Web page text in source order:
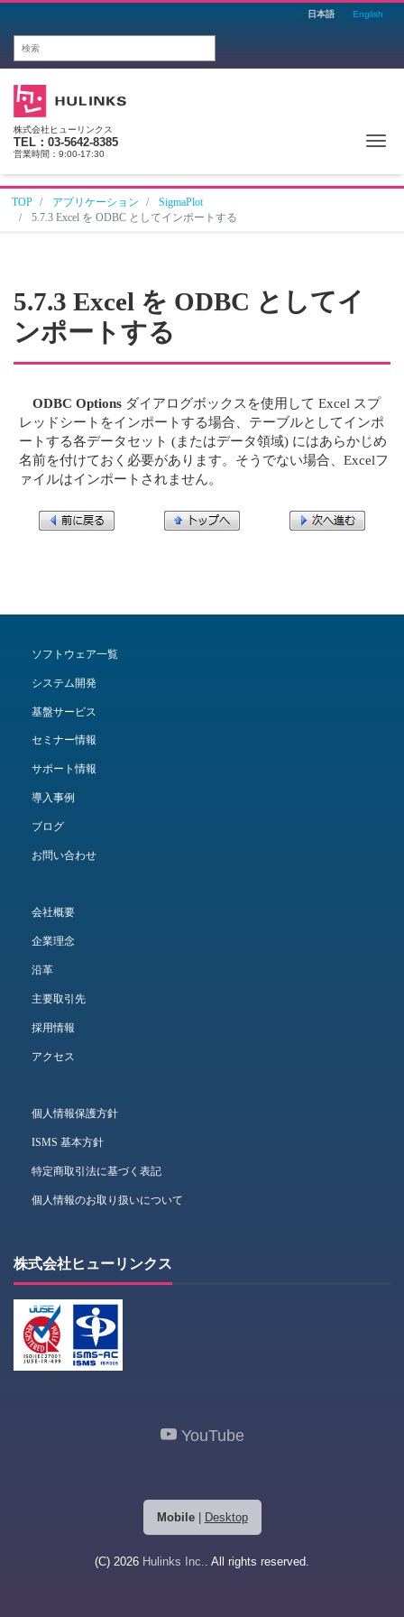
日本語 English
株式会社ヒューリンクス
TEL：03-5642-8385
営業時間：9:00-17:30
TOP アプリケーション
SigmaPlot
5.7.3 Excel を ODBC としてインポートする
5.7.3 Excel を ODBC としてイ
ンポートする
ODBC Options ダイアログボックスを使用して Excel スプ
レッドシートをインポートする場合、テーブルとしてインポ
ートする各データセット (またはデータ領域) にはあらかじめ
名前を付けておく必要があります。そうでない場合、Excelフ
ァイルはインポートされません。
ソフトウェア一覧
システム開発
基盤サービス
セミナー情報
サポート情報
導入事例
ブログ
お問い合わせ
会社概要
企業理念
沿革
主要取引先
採用情報
アクセス
個人情報保護方針
ISMS 基本方針
特定商取引法に基づく表記
個人情報のお取り扱いについて
株式会社ヒューリンクス
YouTube
Mobile| Desktop
(C) 2026 Hulinks Inc.. All rights reserved.